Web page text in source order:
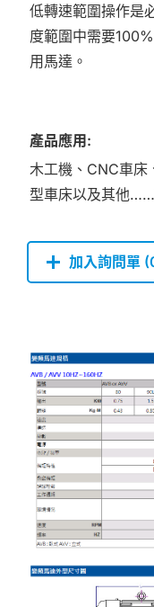
低轉速範圍操作是
度範圍中需要
用馬達。
產品應用:
木工機、CNC車床
型車床以及其他……
加入詢問單 (